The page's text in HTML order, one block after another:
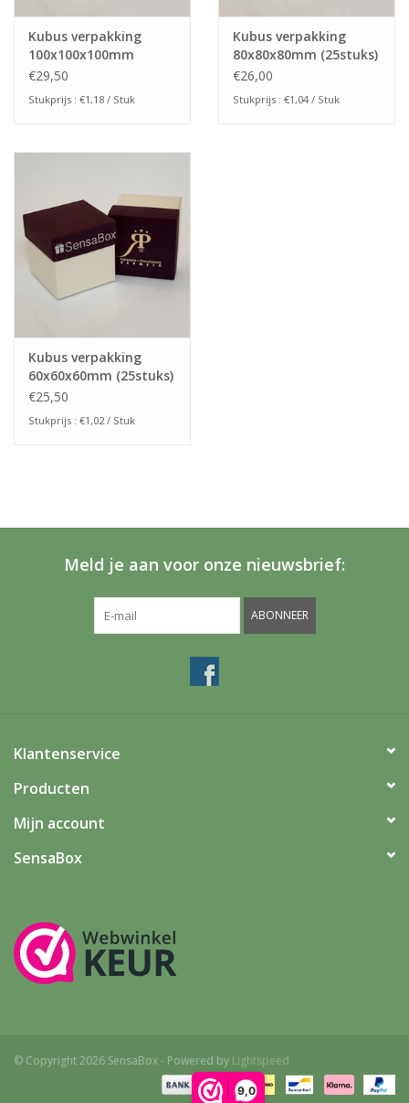
9,0
Kubus verpakking
100x100x100mm
(25stuks)
€29,50
Stukprijs : €1,18 / Stuk
Kubus verpakking
80x80x80mm (25stuks)
€26,00
Stukprijs : €1,04 / Stuk
Kubus verpakking
60x60x60mm (25stuks)
€25,50
Stukprijs : €1,02 / Stuk
Meld je aan voor onze nieuwsbrief:
ABONNEER
Klantenservice
Producten
Mijn account
SensaBox
© Copyright 2026 SensaBox - Powered by Lightspeed